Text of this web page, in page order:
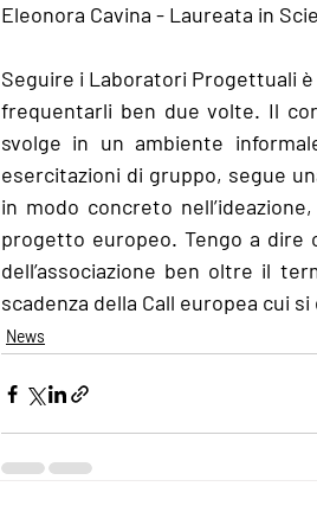
Eleonora Cavina - Laureata in
Seguire i Laboratori Progettuali
frequentarli ben due volte. Il
svolge in un ambiente
esercitazioni di gruppo, segue
in modo concreto
progetto europeo. Tengo a dire
dell’associazione ben oltre il
scadenza della Call europea cui
News